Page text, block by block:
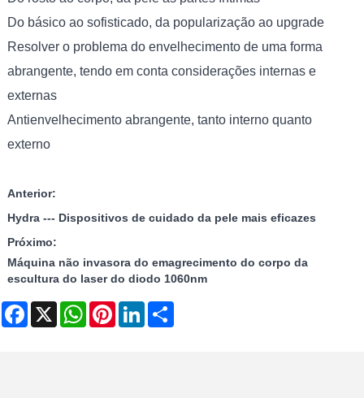
Do básico ao sofisticado, da popularização ao upgrade
Resolver o problema do envelhecimento de uma forma
abrangente, tendo em conta considerações internas e
externas
Antienvelhecimento abrangente, tanto interno quanto
externo
Anterior:
Hydra --- Dispositivos de cuidado da pele mais eficazes
Próximo:
Máquina não invasora do emagrecimento do corpo da
escultura do laser do diodo 1060nm
Facebook
X WhatsAppPinterestLinkedIn